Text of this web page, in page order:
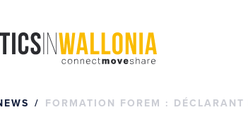
FORMATION FOREM : DÉCLARANT